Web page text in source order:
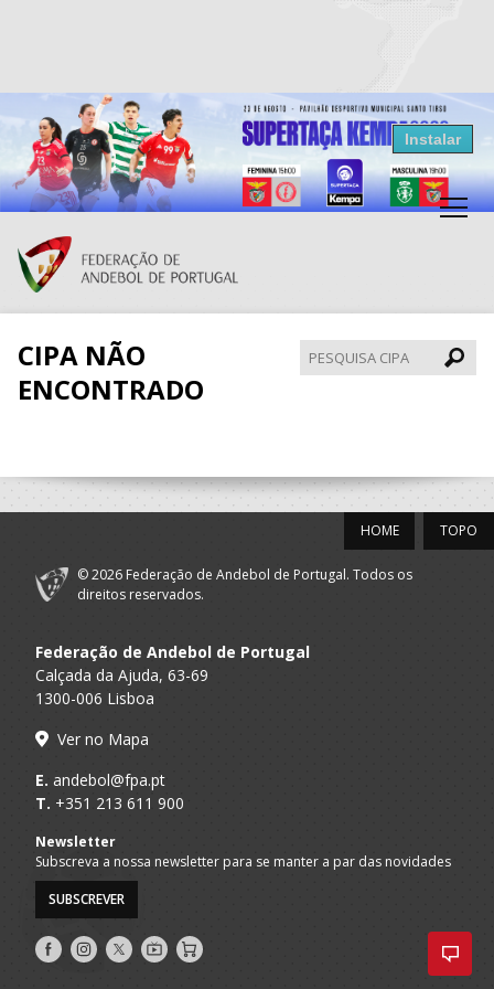
Resultados Andebol
Federação de Andebol de Portugal
Grátis - Disponivel na Play Store
Instalar
CIPA NÃO
ENCONTRADO
CIPA
TOPO
HOME
© 2026 Federação de Andebol de Portugal. Todos os
direitos reservados.
Federação de Andebol de Portugal
Calçada da Ajuda, 63-69
1300-006 Lisboa
Ver no Mapa
E. andebol@fpa.pt
T. +351 213 611 900
Newsletter
Subscreva a nossa newsletter para se manter a par das novidades
SUBSCREVER
Siga-
nos
Siga-
nos
Siga-
nos
AndebolTV
Loja